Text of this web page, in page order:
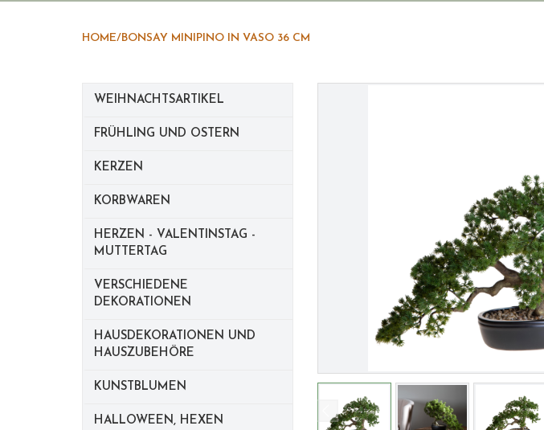
HOME/BONSAY MINIPINO IN VASO 36 CM
WEIHNACHTSARTIKEL
FRÜHLING UND OSTERN
KERZEN
KORBWAREN
HERZEN - VALENTINSTAG -
MUTTERTAG
VERSCHIEDENE
DEKORATIONEN
HAUSDEKORATIONEN UND
HAUSZUBEHÖRE
KUNSTBLUMEN
HALLOWEEN, HEXEN